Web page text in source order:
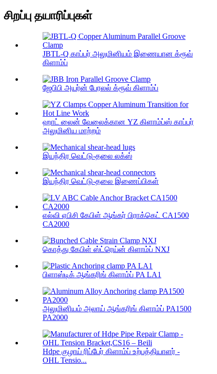
சிறப்பு தயாரிப்புகள்
JBTL-Q காப்பர் அலுமினியம் இணையான க்ரூவ்
கிளாம்ப்
ஜேபிபி அயர்ன் பேரலல் க்ரூவ் கிளாம்ப்
ஹாட் லைன் வேலைக்கான YZ கிளாம்ப்ஸ் காப்பர்
அலுமினிய மாற்றம்
இயந்திர வெட்டு-தலை லக்ஸ்
இயந்திர வெட்டு-தலை இணைப்பிகள்
எல்வி ஏபிசி கேபிள் ஆங்கர் பிராக்கெட் CA1500
CA2000
கொத்து கேபிள் ஸ்ட்ரெய்ன் கிளாம்ப் NXJ
பிளாஸ்டிக் ஆங்கரிங் கிளாம்ப் PA LA1
அலுமினியம் அலாய் ஆங்கரிங் கிளாம்ப் PA1500
PA2000
Hdpe குழாய் ரிப்பேர் கிளாம்ப் உற்பத்தியாளர் -
OHL Tensio...